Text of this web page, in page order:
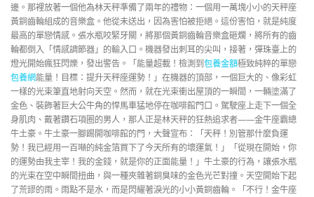
邊。那裡放著一個他為林天秤準備了兩年的禮物：一個用一萬塊小小的天秤座
黃銅齒輪組成的音樂盒。他從未送出，因為害怕被拒絕。這份害怕，就是純度
最高的單戀情感。張水瓶咬緊牙關，將那個黃銅齒輪音樂盒砸爛，將所有的齒
輪都倒入「情感調節器」的輸入口。機器發出刺耳的尖叫，接著，彈珠臺上的
燈光開始瘋狂閃爍，發出警告。「能量超載！檢測到包養金額極致純粹的單戀
包養網能量！目標：提升天秤座運勢！」在機器的頂部，一個巨大的、像彩虹
一樣的光束筆直地射向天空。然而，就在光束衝出屋頂的一瞬間，一輛塗滿了
金色、裝飾著巨大公牛角的悍馬車猛地停在咖啡館門口。駕駛座上走下一個全
身肌肉、戴著鑽石項圈的男人，那人正是林天秤的狂熱追求者——金牛座霸總
牛土豪。牛土豪一腳踢開咖啡館的門，大聲宣布：「天秤！別管那什麼負運
勢！我已經用一百噸的純金箔買下了今天所有的壞運氣！」「從現在開始，你
的運勢由我主宰！我的金錢，就是你的正面能量！」牛土豪的行為，讓張水瓶
的光束在空中瞬間扭曲，與一種夾雜著銅臭味的金色光芒對撞。天空開始下起
了荒謬的雨。雨點不是水，而是閃耀著淚光的小小黃銅齒輪。「不行！金牛座